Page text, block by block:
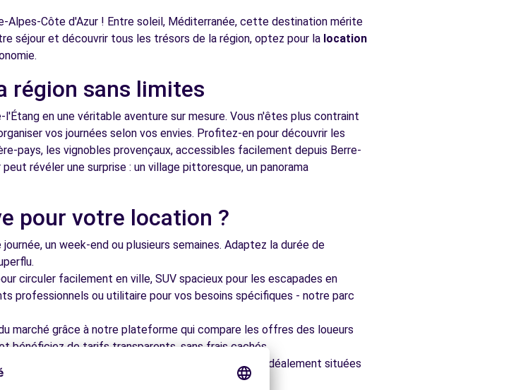
9.0 km
9.7 km
Alpes-Côte d'Azur ! Entre soleil, Méditerranée, cette destination mérite
séjour et découvrir tous les trésors de la région, optez pour la location
région sans limites
en une véritable aventure sur mesure. Vous n'êtes plus contraint
vos journées selon vos envies. Profitez-en pour découvrir les
pays, les vignobles provençaux, accessibles facilement depuis Berre-
révéler une surprise : un village pittoresque, un panorama
pour votre location ?
un week-end ou plusieurs semaines. Adaptez la durée de
circuler facilement en ville, SUV spacieux pour les escapades en
professionnels ou utilitaire pour vos besoins spécifiques - notre parc
marché grâce à notre plateforme qui compare les offres des loueurs
bénéficiez de tarifs transparents, sans frais cachés.
dans l'une de nos nombreuses agences partenaires, idéalement situées
faciliter le démarrage de votre séjour.